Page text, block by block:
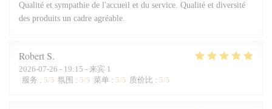
Qualité et sympathie de l'accueil et du service. Qualité et diversité
des produits un cadre agréable.
Robert S
2026-07-26 - 19:15 - 来宾 1
服务 : 5/5 氛围 : 5/5 菜单 : 5/5 质价比 : 5/5